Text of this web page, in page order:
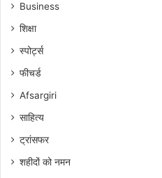
Business
शिक्षा
स्पोर्ट्स
फीचर्ड
Afsargiri
साहित्य
ट्रांसफर
शहीदों को नमन